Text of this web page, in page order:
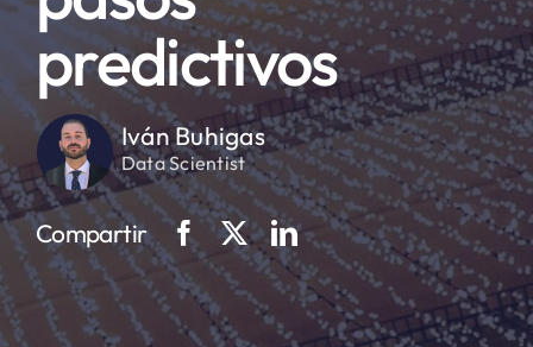
predictivos
Iván Buhigas
Data Scientist
Compartir